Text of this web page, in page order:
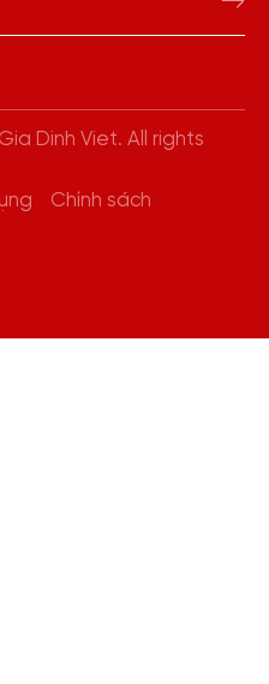
Dinh Viet. All rights
Chính sách